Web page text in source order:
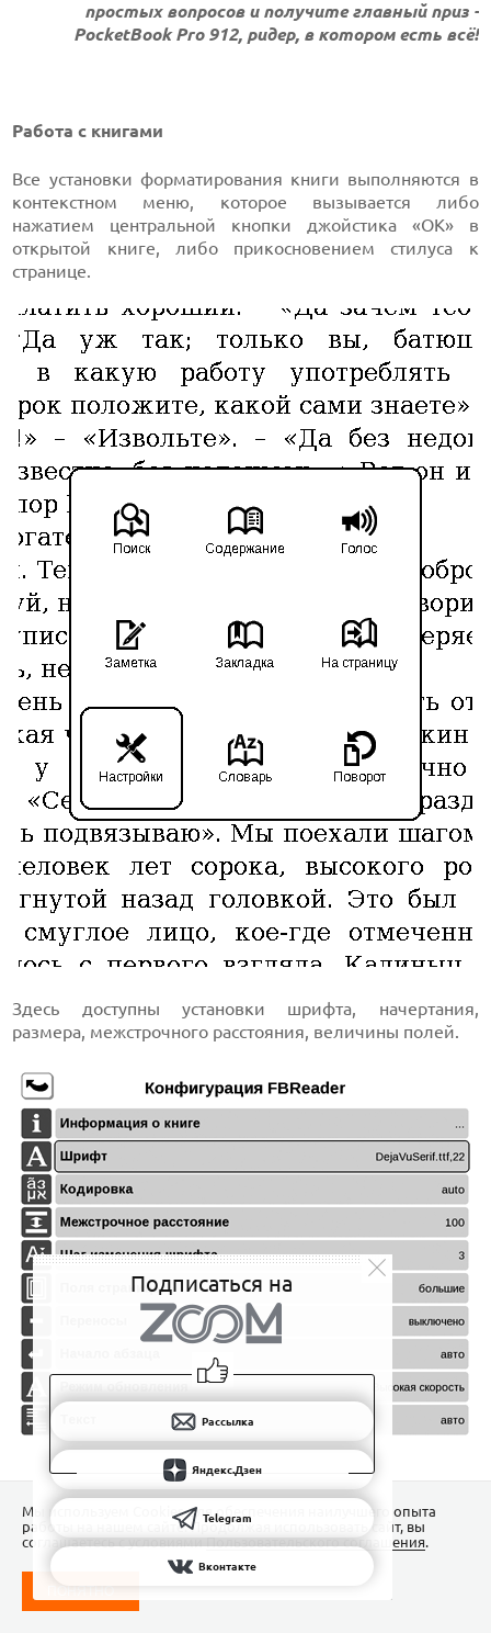
простых вопросов и получите главный приз -
PocketBook Pro 912, ридер, в котором есть всё!
Работа с книгами
Все установки форматирования книги выполняются в
контекстном меню, которое вызывается либо
нажатием центральной кнопки джойстика «ОК» в
открытой книге, либо прикосновением стилуса к
странице.
Здесь доступны установки шрифта, начертания,
размера, межстрочного расстояния, величины полей.
Подписаться на
Рассылка
Яндекс.Дзен
Telegram
Вконтакте
Мы используем Сookies для обеспечения наилучшего опыта
работы на нашем сайте. Продолжая использовать сайт, вы
соглашаетесь с условиямиПользовательского соглашения.
ПОНЯТНО